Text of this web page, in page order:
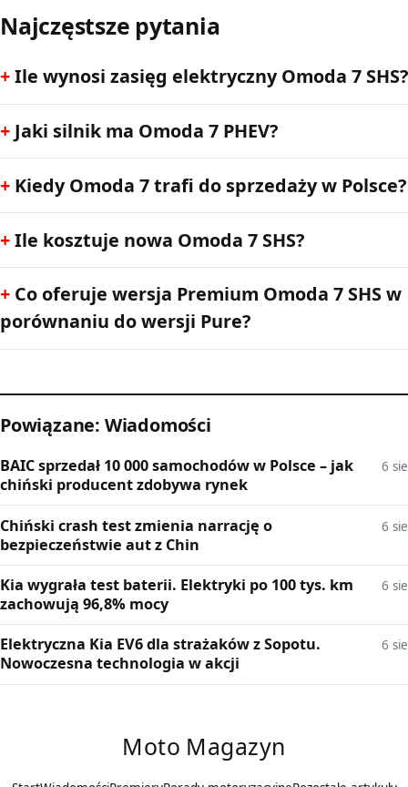
Najczęstsze pytania
Ile wynosi zasięg elektryczny Omoda 7 SHS?
Jaki silnik ma Omoda 7 PHEV?
Kiedy Omoda 7 trafi do sprzedaży w Polsce?
Ile kosztuje nowa Omoda 7 SHS?
Co oferuje wersja Premium Omoda 7 SHS w
porównaniu do wersji Pure?
Powiązane: Wiadomości
BAIC sprzedał 10 000 samochodów w Polsce – jak
chiński producent zdobywa rynek
6 sie
Chiński crash test zmienia narrację o
bezpieczeństwie aut z Chin
6 sie
Kia wygrała test baterii. Elektryki po 100 tys. km
zachowują 96,8% mocy
6 sie
Elektryczna Kia EV6 dla strażaków z Sopotu.
Nowoczesna technologia w akcji
6 sie
Moto Magazyn